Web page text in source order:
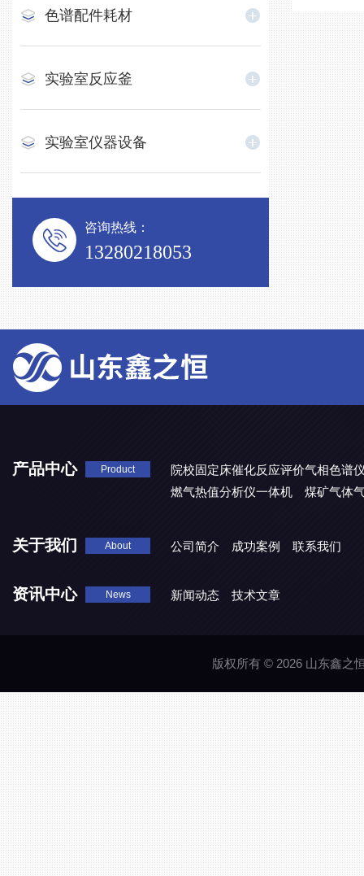
色谱配件耗材
实验室反应釜
实验室仪器设备
咨询热线：
13280218053
产品中心 Product
院校固定床催化反应评价气相色谱
燃气热值分析仪一体机
煤矿气体
关于我们 About 公司简介 成功案例 联系我们
资讯中心 News 新闻动态 技术文章
版权所有 © 2026 山东鑫之